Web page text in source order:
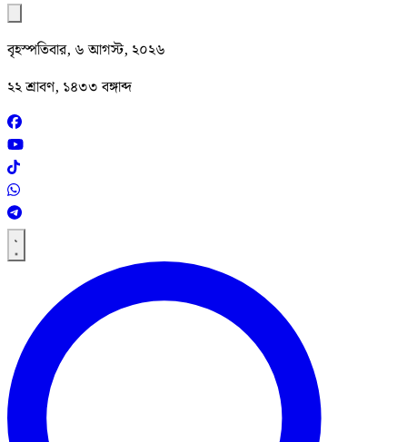
বৃহস্পতিবার, ৬ আগস্ট, ২০২৬
২২ শ্রাবণ, ১৪৩৩ বঙ্গাব্দ